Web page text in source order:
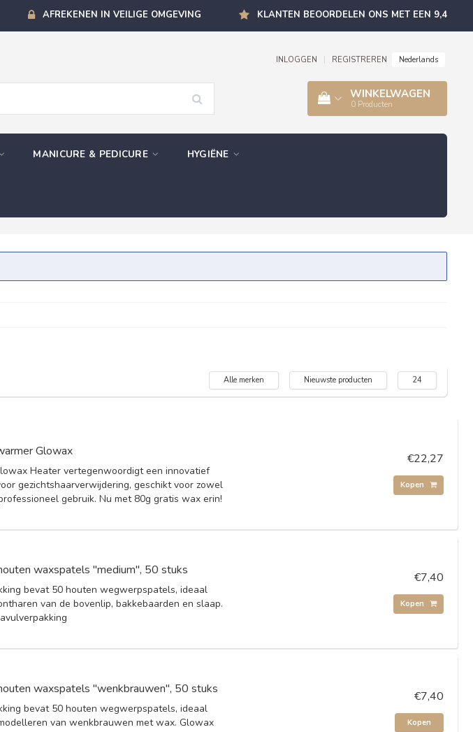
AFREKENEN IN VEILIGE OMGEVING KLANTEN BEOORDELEN ONS MET EEN 9,4
INLOGGEN REGISTREREN Nederlands
WINKELWAGEN
0 Producten
MANICURE & PEDICURE HYGIËNE
Alle merken Nieuwste producten 24
Glowax
Heater vertegenwoordigt een innovatief
gezichtshaarverwijdering, geschikt voor zowel
gebruik. Nu met 80g gratis wax erin!
€22,27
Kopen
waxspatels "medium", 50 stuks
bevat 50 houten wegwerpspatels, ideaal
van de bovenlip, bakkebaarden en slaap.
€7,40
Kopen
waxspatels "wenkbrauwen", 50 stuks
bevat 50 houten wegwerpspatels, ideaal
van wenkbrauwen met wax. Glowax
€7,40
Kopen